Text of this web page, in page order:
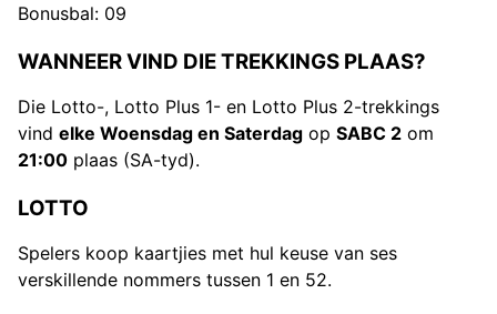
Bonusbal: 09
WANNEER VIND DIE TREKKINGS PLAAS?
Die Lotto-, Lotto Plus 1- en Lotto Plus 2-trekkings
vind elke Woensdag en Saterdag op SABC 2 om
21:00 plaas (SA-tyd).
LOTTO
Spelers koop kaartjies met hul keuse van ses
verskillende nommers tussen 1 en 52.